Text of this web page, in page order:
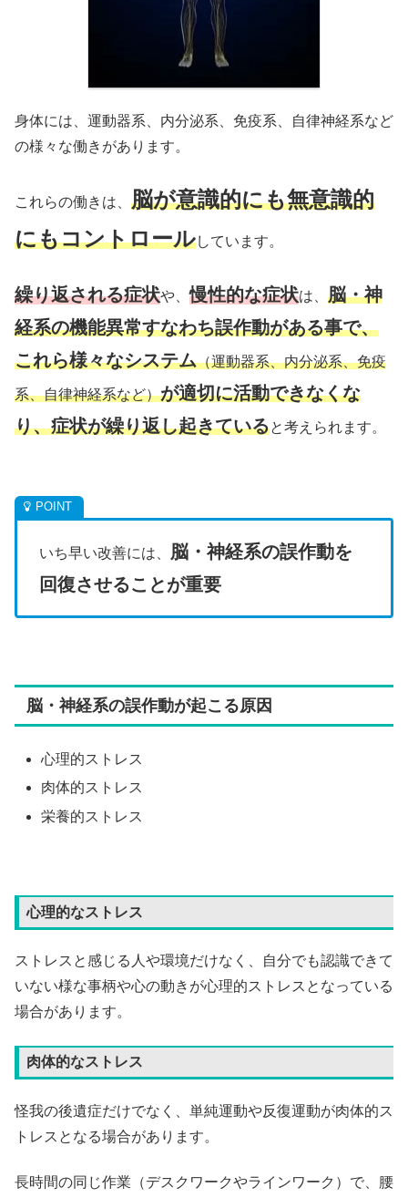
身体には、運動器系、内分泌系、免疫系、自律神経系など
の様々な働きがあります。
これらの働きは、 脳が意識的にも無意識的
にもコントロールしています。
繰り返される症状や、慢性的な症状は、 脳・神
経系の機能異常すなわち誤作動がある事で、
これら様々なシステム（運動器系、内分泌系、免疫
系、自律神経系など）が適切に活動できなくな
り、症状が繰り返し起きていると考えられます。
いち早い改善には、
脳・神経系の誤作動を
回復させることが重要
脳・神経系の誤作動が起こる原因
心理的ストレス
肉体的ストレス
栄養的ストレス
心理的なストレス
ストレスと感じる人や環境だけなく、自分でも認識できて
いない様な事柄や心の動きが心理的ストレスとなっている
場合があります。
肉体的なストレス
怪我の後遺症だけでなく、単純運動や反復運動が肉体的ス
トレスとなる場合があります。
長時間の同じ作業（デスクワークやラインワーク）で、腰